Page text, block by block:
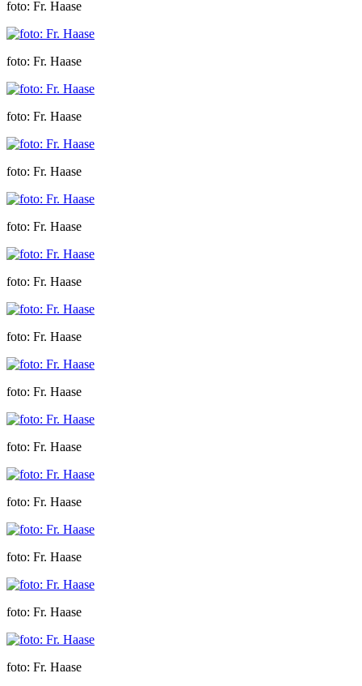
foto: Fr. Haase
foto: Fr. Haase
foto: Fr. Haase
foto: Fr. Haase
foto: Fr. Haase
foto: Fr. Haase
foto: Fr. Haase
foto: Fr. Haase
foto: Fr. Haase
foto: Fr. Haase
foto: Fr. Haase
foto: Fr. Haase
foto: Fr. Haase